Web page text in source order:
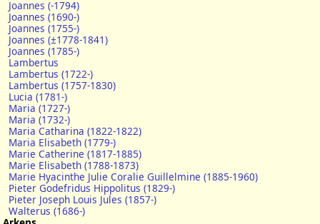
Joannes (-1794)
Joannes (1690-)
Joannes (1755-)
Joannes (±1778-1841)
Joannes (1785-)
Lambertus
Lambertus (1722-)
Lambertus (1757-1830)
Lucia (1781-)
Maria (1727-)
Maria (1732-)
Maria Catharina (1822-1822)
Maria Elisabeth (1779-)
Marie Catherine (1817-1885)
Marie Elisabeth (1788-1873)
Marie Hyacinthe Julie Coralie Guillelmine (1885-1960)
Pieter Godefridus Hippolitus (1829-)
Pieter Joseph Louis Jules (1857-)
Walterus (1686-)